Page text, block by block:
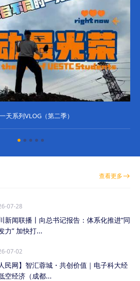
天系列VLOG（第二季）
查看更多
07-28
新闻联播丨向总书记报告：体系化推进“同
力” 加快打...
07-02
人民网】智汇蓉城・共创价值｜电子科大经
空经济（成都...